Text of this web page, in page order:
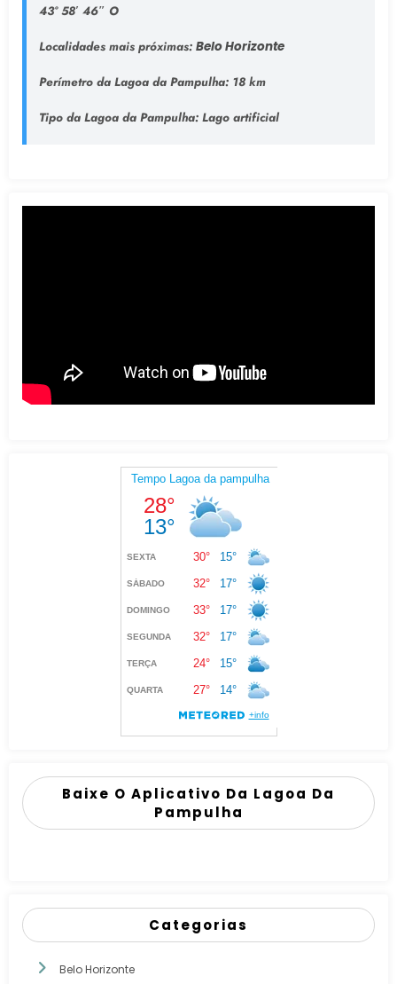
43° 58′ 46″ O
Localidades mais próximas: Belo Horizonte
Perímetro da Lagoa da Pampulha:18 km
Tipo da Lagoa da Pampulha: Lago artificial
Baixe O Aplicativo Da Lagoa Da
Pampulha
Categorias
Belo Horizonte